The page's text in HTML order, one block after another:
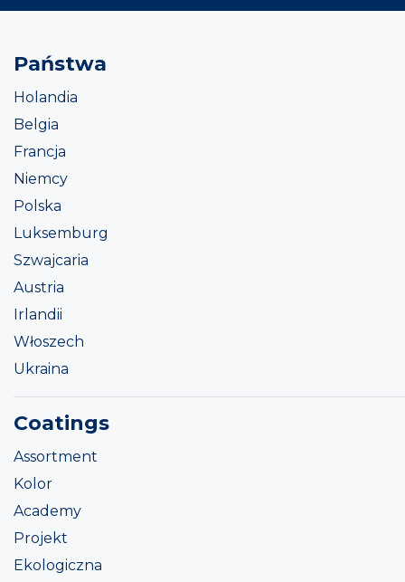
Państwa
Holandia
Belgia
Francja
Niemcy
Polska
Luksemburg
Szwajcaria
Austria
Irlandii
Włoszech
Ukraina
Coatings
Assortment
Kolor
Academy
Projekt
Ekologiczna